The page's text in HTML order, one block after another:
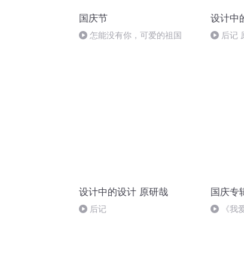
国庆节
怎能没有你，可爱的祖国
设计中
后记
设计中的设计 原研哉
后记
国庆专
《我